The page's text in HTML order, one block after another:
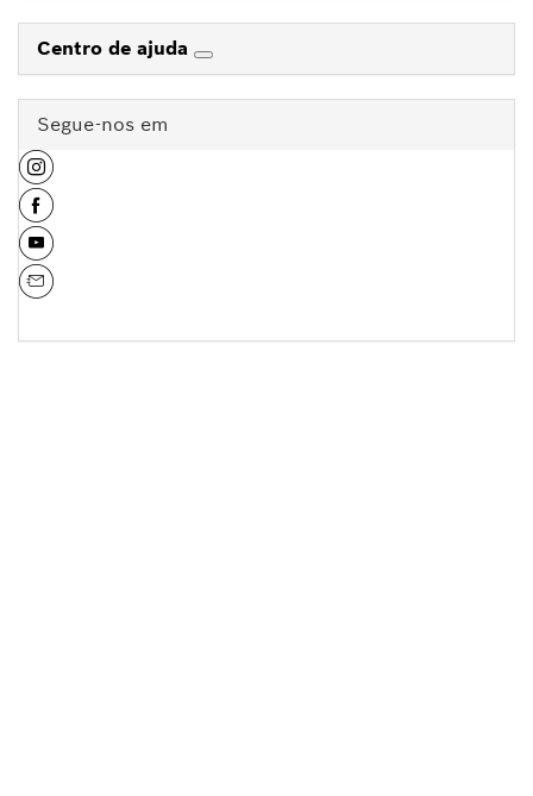
Centro de ajuda
Segue-nos em